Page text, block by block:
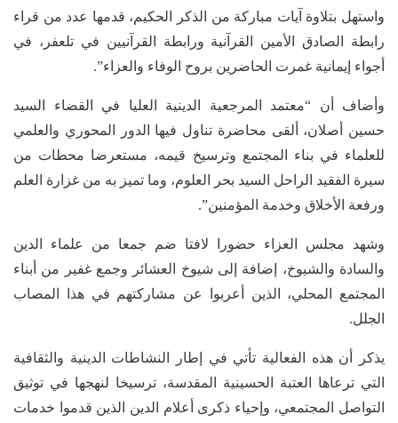
واستهل بتلاوة آيات مباركة من الذكر الحكيم، قدمها عدد من قراء
رابطة الصادق الأمين القرآنية ورابطة القرآنيين في تلعفر، في
أجواء إيمانية غمرت الحاضرين بروح الوفاء والعزاء”.
وأضاف أن “معتمد المرجعية الدينية العليا في القضاء السيد
حسين أصلان، ألقى محاضرة تناول فيها الدور المحوري والعلمي
للعلماء في بناء المجتمع وترسيخ قيمه، مستعرضا محطات من
سيرة الفقيد الراحل السيد بحر العلوم، وما تميز به من غزارة العلم
ورفعة الأخلاق وخدمة المؤمنين”.
وشهد مجلس العزاء حضورا لافتا ضم جمعا من علماء الدين
والسادة والشيوخ، إضافة إلى شيوخ العشائر وجمع غفير من أبناء
المجتمع المحلي، الذين أعربوا عن مشاركتهم في هذا المصاب
الجلل.
يذكر أن هذه الفعالية تأتي في إطار النشاطات الدينية والثقافية
التي ترعاها العتبة الحسينية المقدسة، ترسيخا لنهجها في توثيق
التواصل المجتمعي، وإحياء ذكرى أعلام الدين الذين قدموا خدمات